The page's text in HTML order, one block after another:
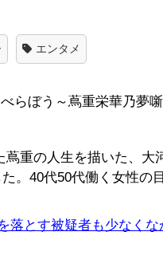
エンタメ
らぼう～蔦重栄華乃夢
重の人生を描いた、
。40代50代働く女性の
とす被疑者も少なく